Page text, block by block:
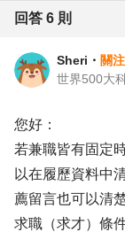
回答 6 則
Sheri ・ 關注
世界500大
您好：
若兼職皆有固定
以在履歷資料中
薦留言也可以清
求職（求才）條